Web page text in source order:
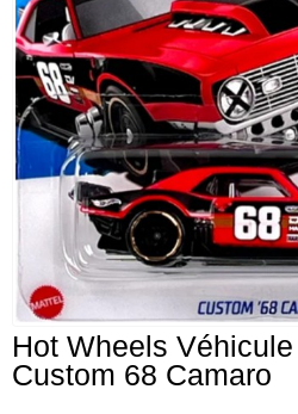
Hot Wheels
Custom 68 Camaro